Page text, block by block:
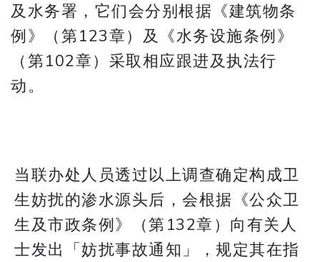
及水务署，它们会分别根据《建筑物条
例》（第123章）及《水务设施条例》
（第102章）采取相应跟进及执法行
动。
当联办处人员透过以上调查确定构成卫
生妨扰的渗水源头后，会根据《公众卫
生及市政条例》（第132章）向有关人
士发出「妨扰事故通知」，规定其在指